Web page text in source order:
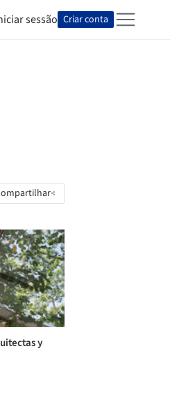
sessão Criar conta
y